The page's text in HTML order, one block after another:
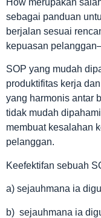
How merupakan
sebagai panduan
berjalan sesuai
kepuasan
SOP yang mudah
produktifitas kerja
yang harmonis antar
tidak mudah
membuat kesalahan
pelanggan.
Keefektifan sebuah
a) sejauhmana ia
b) sejauhmana ia